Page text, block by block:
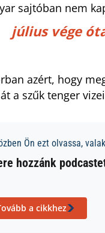
sajtóban nem
július vége
azért, hogy
a szűk tenger
Ön ezt olvassa,
hozzánk
a cikkhez